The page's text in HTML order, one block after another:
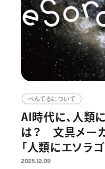
ぺんてるについて
AI時代に、人類
は？ 文具メー
「人類にエソラ
ト開始
2025.12.09